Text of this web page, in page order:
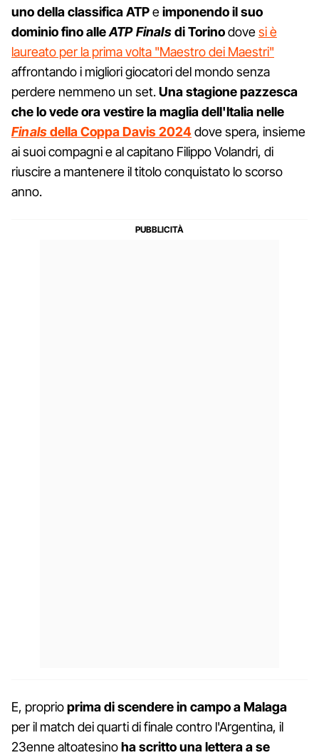
uno della classifica ATPeimponendo il suo
dominio fino alleATP Finalsdi Torinodovesi è
laureato per la prima volta "Maestro dei Maestri"
affrontando i migliori giocatori del mondo senza
perdere nemmeno un set.Una stagione pazzesca
che lo vede ora vestire la maglia dell'Italia nelle
Finalsdella Coppa Davis 2024dove spera, insieme
ai suoi compagni e al capitano Filippo Volandri, di
riuscire a mantenere il titolo conquistato lo scorso
anno.
E, proprioprima di scendere in campo a Malaga
per il match dei quarti di finale contro l'Argentina, il
23enne altoatesinoha scritto una lettera a se